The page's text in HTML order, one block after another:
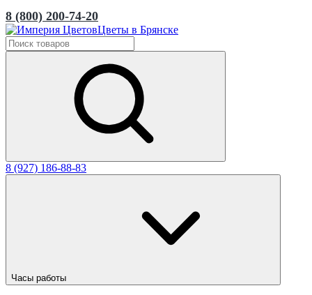
8 (800) 200-74-20
Цветы в Брянске
8 (927) 186-88-83
Часы работы